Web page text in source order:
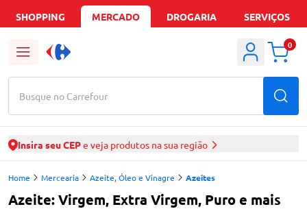
SHOPPING MERCADO DROGARIA SERVIÇOS
Busque no Carrefour
0
Insira seu CEPe veja produtos na sua região
Home Mercearia Azeite, Óleo e Vinagre Azeites
Azeite: Virgem, Extra Virgem, Puro e mais